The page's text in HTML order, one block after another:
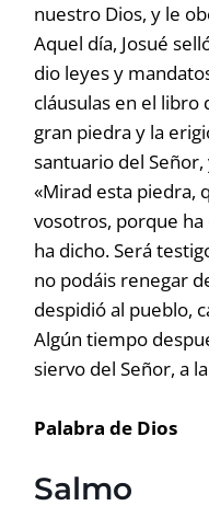
nuestro Dios, y le
Aquel día, Josué
dio leyes y
cláusulas en el libro
gran piedra y la
santuario del
«Mirad esta piedra,
vosotros, porque
ha dicho. Será
no podáis renegar
despidió al pueblo,
Algún tiempo
siervo del Señor, a
Palabra de Dios
Salmo